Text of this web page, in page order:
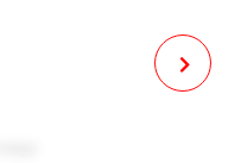
NAJA STREET 9188-1, DEN: